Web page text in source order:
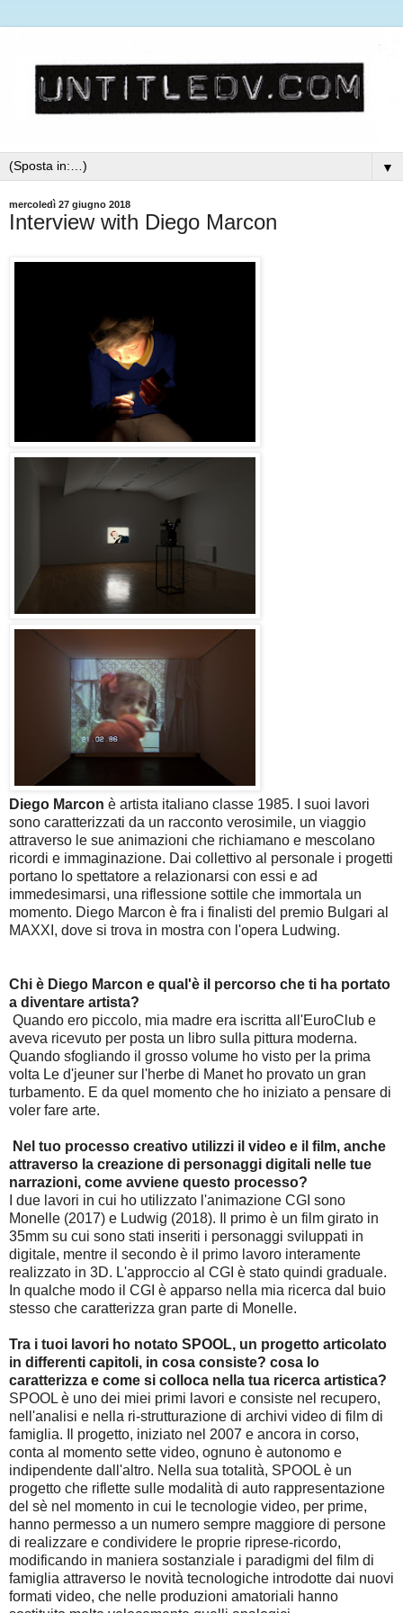
▼
mercoledì 27 giugno 2018
Interview with Diego Marcon
Diego Marcon è artista italiano classe 1985. I suoi lavori
sono caratterizzati da un racconto verosimile, un viaggio
attraverso le sue animazioni che richiamano e mescolano
ricordi e immaginazione. Dai collettivo al personale i progetti
portano lo spettatore a relazionarsi con essi e ad
immedesimarsi, una riflessione sottile che immortala un
momento. Diego Marcon è fra i finalisti del premio Bulgari al
MAXXI, dove si trova in mostra con l'opera Ludwing.
Chi è Diego Marcon e qual'è il percorso che ti ha portato
a diventare artista?
Quando ero piccolo, mia madre era iscritta all'EuroClub e
aveva ricevuto per posta un libro sulla pittura moderna.
Quando sfogliando il grosso volume ho visto per la prima
volta Le d'jeuner sur l'herbe di Manet ho provato un gran
turbamento. E da quel momento che ho iniziato a pensare di
voler fare arte.
Nel tuo processo creativo utilizzi il video e il film, anche
attraverso la creazione di personaggi digitali nelle tue
narrazioni, come avviene questo processo?
I due lavori in cui ho utilizzato l'animazione CGI sono
Monelle (2017) e Ludwig (2018). Il primo è un film girato in
35mm su cui sono stati inseriti i personaggi sviluppati in
digitale, mentre il secondo è il primo lavoro interamente
realizzato in 3D. L'approccio al CGI è stato quindi graduale.
In qualche modo il CGI è apparso nella mia ricerca dal buio
stesso che caratterizza gran parte di Monelle.
Tra i tuoi lavori ho notato SPOOL, un progetto articolato
in differenti capitoli, in cosa consiste? cosa lo
caratterizza e come si colloca nella tua ricerca artistica?
SPOOL è uno dei miei primi lavori e consiste nel recupero,
nell'analisi e nella ri-strutturazione di archivi video di film di
famiglia. Il progetto, iniziato nel 2007 e ancora in corso,
conta al momento sette video, ognuno è autonomo e
indipendente dall'altro. Nella sua totalità, SPOOL è un
progetto che riflette sulle modalità di auto rappresentazione
del sè nel momento in cui le tecnologie video, per prime,
hanno permesso a un numero sempre maggiore di persone
di realizzare e condividere le proprie riprese-ricordo,
modificando in maniera sostanziale i paradigmi del film di
famiglia attraverso le novità tecnologiche introdotte dai nuovi
formati video, che nelle produzioni amatoriali hanno